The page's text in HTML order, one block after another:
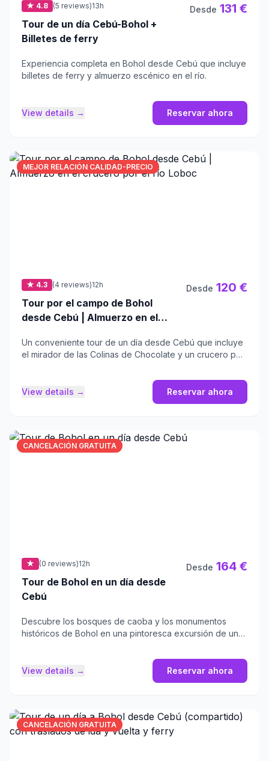
★ 4.8 (5 reviews)13h
Tour de un día Cebú-Bohol +
Billetes de ferry
Desde 131 €
Experiencia completa en Bohol desde Cebú que incluye
billetes de ferry y almuerzo escénico en el río.
View details → Reservar ahora
MEJOR RELACIÓN CALIDAD-PRECIO
★ 4.3 (4 reviews)12h
Tour por el campo de Bohol
desde Cebú | Almuerzo en el
Desde 120 €
Un conveniente tour de un día desde Cebú que incluye
el mirador de las Colinas de Chocolate y un crucero por
View details → Reservar ahora
CANCELACIÓN GRATUITA
★ (0 reviews)12h
Tour de Bohol en un día desde
Cebú
Desde 164 €
Descubre los bosques de caoba y los monumentos
históricos de Bohol en una pintoresca excursión de un
View details → Reservar ahora
CANCELACIÓN GRATUITA